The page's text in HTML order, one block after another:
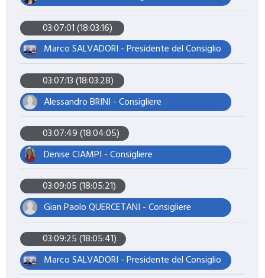
03:07:01 (18:03:16)
Marco SALVADORI - Presidente del Consiglio
03:07:13 (18:03:28)
Alessandro BRINI - Consigliere
03:07:49 (18:04:05)
Denise CIAMPI - Consigliere
03:09:05 (18:05:21)
Gian Paolo QUERCETANI - Consigliere
03:09:25 (18:05:41)
Marco SALVADORI - Presidente del Consiglio